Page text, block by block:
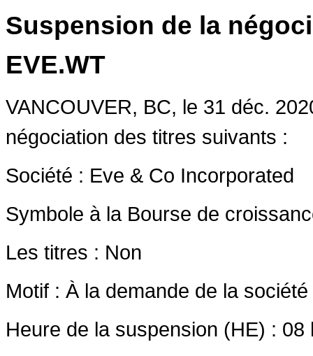
Suspension de la
EVE.WT
VANCOUVER, BC, le 31 déc.
négociation des titres suivants :
Société : Eve & Co Incorporated
Symbole à la Bourse de
Les titres : Non
Motif : À la demande de la
Heure de la suspension (HE) : 08